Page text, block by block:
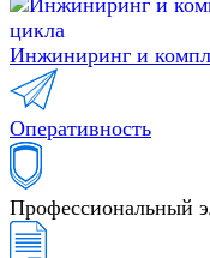
Инжиниринг и
Оперативность
Профессиональный